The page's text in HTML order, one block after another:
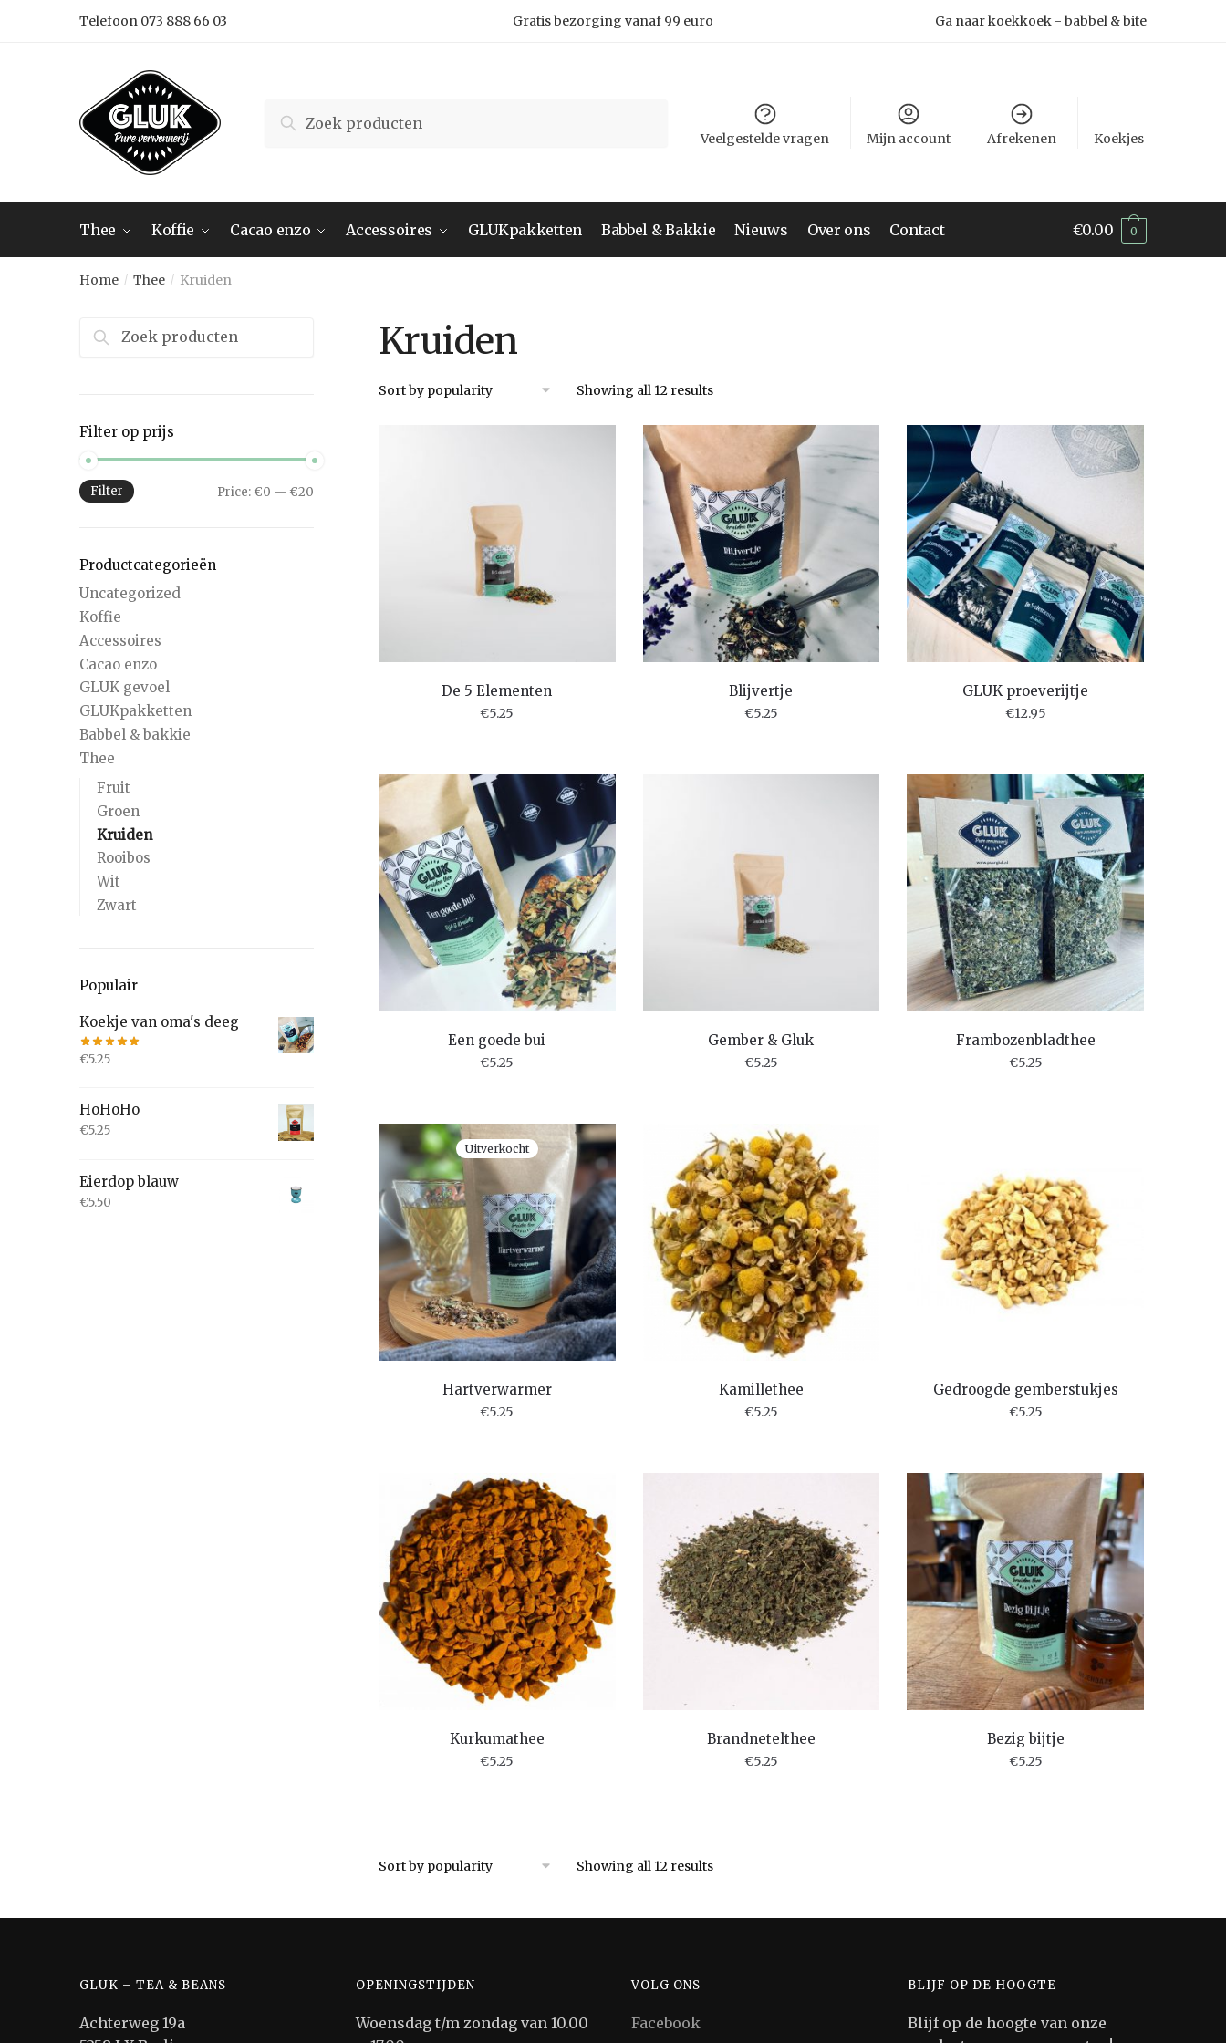
Telefoon 073 888 66 03 Gratis bezorging vanaf 99 euro Ga naar koekkoek - babbel & bite
for:
Search
Veelgestelde vragen Mijn account Afrekenen Koekjes
Thee Koffie Cacao enzo Accessoires GLUKpakketten Babbel & Bakkie Nieuws Over ons Contact €0.00 0
Home / Thee / Kruiden
Kruiden
Showing all 12 results
De 5 Elementen
€5.25
Blijvertje
€5.25
GLUK proeverijtje
€12.95
Een goede bui
€5.25
Gember & Gluk
€5.25
Frambozenbladthee
€5.25
Uitverkocht
Hartverwarmer
€5.25
Kamillethee
€5.25
Gedroogde gemberstukjes
€5.25
Kurkumathee
€5.25
Brandnetelthee
€5.25
Bezig bijtje
€5.25
Showing all 12 results
Zoeken
naar:
Filter op prijs
Filter Price: €0 — €20
Productcategorieën
Uncategorized
Koffie
Accessoires
Cacao enzo
GLUK gevoel
GLUKpakketten
Babbel & bakkie
Thee
Fruit
Groen
Kruiden
Rooibos
Wit
Zwart
Populair
Koekje van oma's deeg
€5.25
HoHoHo
€5.25
Eierdop blauw
€5.50
GLUK – TEA & BEANS
Achterweg 19a
OPENINGSTIJDEN
Woensdag t/m zondag van 10.00
VOLG ONS
Facebook
BLIJF OP DE HOOGTE
Blijf op de hoogte van onze